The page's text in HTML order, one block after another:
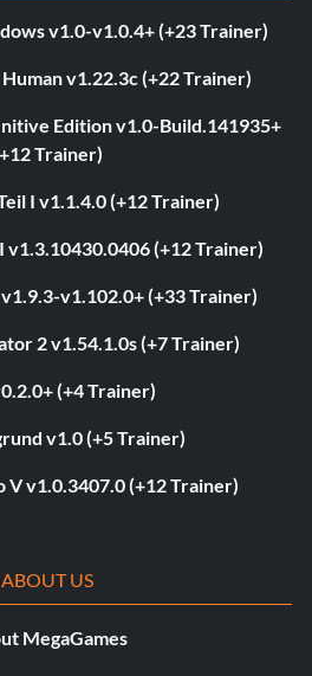
v1.0-v1.0.4+ (+23 Trainer)
v1.22.3c (+22 Trainer)
Edition v1.0-Build.141935+
Trainer)
I v1.1.4.0 (+12 Trainer)
v1.3.10430.0406 (+12 Trainer)
v1.102.0+ (+33 Trainer)
2 v1.54.1.0s (+7 Trainer)
(+4 Trainer)
v1.0 (+5 Trainer)
v1.0.3407.0 (+12 Trainer)
ABOUT US
MegaGames